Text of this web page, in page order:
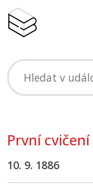
První cvičení
10. 9. 1886